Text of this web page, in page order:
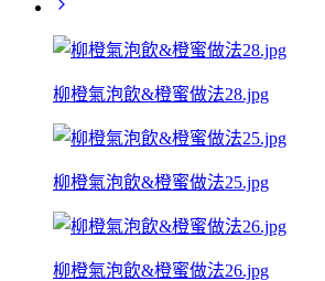
柳橙氣泡飲&橙蜜做法28.jpg
柳橙氣泡飲&橙蜜做法25.jpg
柳橙氣泡飲&橙蜜做法26.jpg